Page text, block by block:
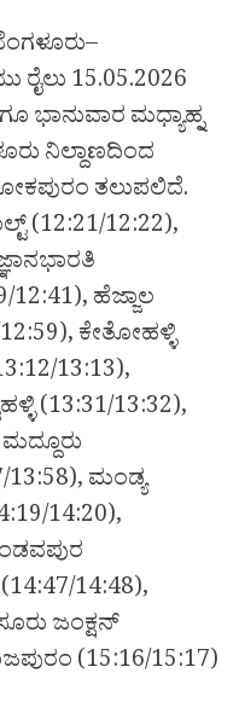
ರೈಲು 15.05.2026
ಭಾನುವಾರ ಮಧ್ಯಾಹ್ನ
ನಿಲ್ದಾಣದಿಂದ
ತಲುಪಲಿದೆ.
(12:21/12:22),
12:41), ಹೆಜ್ಜಾಲ
ಕೇತೋಹಳ್ಳಿ
13:13),
(13:31/13:32),
13:58), ಮಂಡ್ಯ
14:20),
14:48),
ಜಂಕ್ಷನ್
(15:16/15:17)